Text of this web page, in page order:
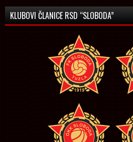
KLUBOVI ČLANICE RSD “SLOBODA”